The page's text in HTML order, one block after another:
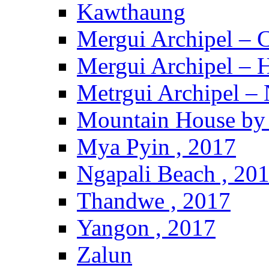
Kawthaung
Mergui Archipel –
Mergui Archipel –
Metrgui Archipel –
Mountain House
Mya Pyin , 2017
Ngapali Beach ,
Thandwe , 2017
Yangon , 2017
Zalun